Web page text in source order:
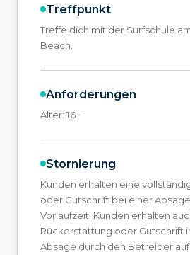
Treffpunkt
Treffe dich mit der Surfschule
Beach.
Anforderungen
Alter: 16+
Stornierung
Kunden erhalten eine
oder Gutschrift bei einer
Vorlaufzeit. Kunden erhalten
Rückerstattung oder Gutschrift
Absage durch den Betreiber